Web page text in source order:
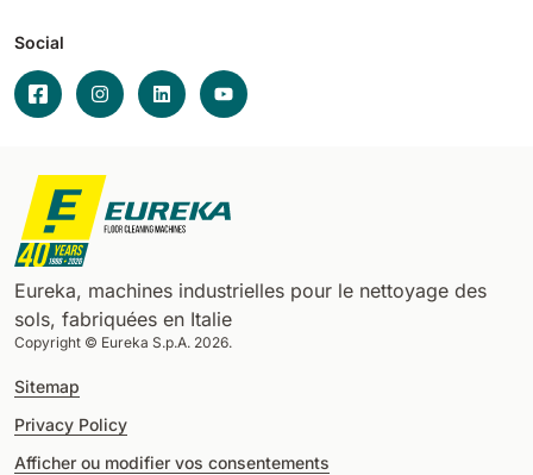
Social
Eureka, machines industrielles pour le nettoyage des
sols, fabriquées en Italie
Copyright © Eureka S.p.A. 2026.
Sitemap
Privacy Policy
Afficher ou modifier vos consentements